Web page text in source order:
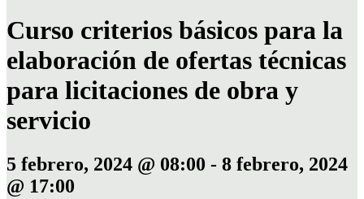
Curso criterios básicos para la
elaboración de ofertas técnicas
para licitaciones de obra y
servicio
5 febrero, 2024 @ 08:00 - 8 febrero, 2024
@ 17:00